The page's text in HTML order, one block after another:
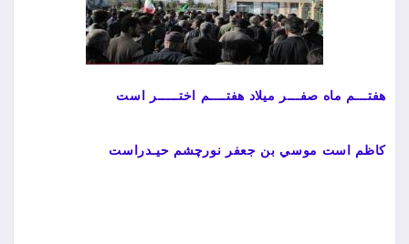
هفتـــم ماه صفـــر میلاد هفتــــم اختـــــر است
کاظم است موسي بن جعفر نورچشم حيـدراست